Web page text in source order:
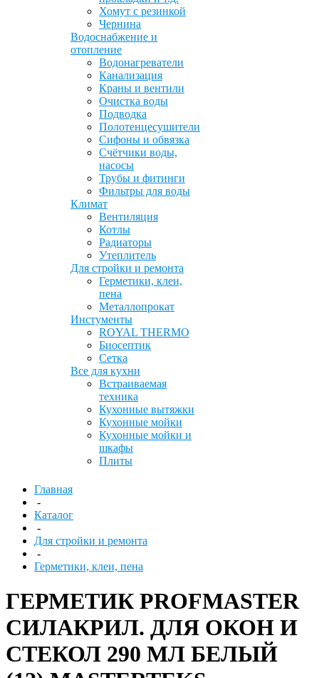
Хомут с резинкой
Чернина
Водоснабжение и
отопление
Водонагреватели
Канализация
Краны и вентили
Очистка воды
Подводка
Полотенцесушители
Сифоны и обвязка
Счётчики воды,
насосы
Трубы и фитинги
Фильтры для воды
Климат
Вентиляция
Котлы
Радиаторы
Утеплитель
Для стройки и ремонта
Герметики, клеи,
пена
Металлопрокат
Инстументы
ROYAL THERMO
Биосептик
Сетка
Все для кухни
Встраиваемая
техника
Кухонные вытяжки
Кухонные мойки
Кухонные мойки и
шкафы
Плиты
Главная
-
Каталог
-
Для стройки и ремонта
-
Герметики, клеи, пена
ГЕРМЕТИК PROFMASTER
СИЛАКРИЛ. ДЛЯ ОКОН И
СТЕКОЛ 290 МЛ БЕЛЫЙ